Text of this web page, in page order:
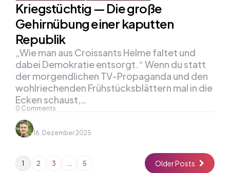
Kriegs­tüchtig — Die große
Gehirnübung einer kaputten
Republik
0 Comments
„Wie man aus Croissants Helme faltet und
dabei Demokratie entsorgt.“ Wenn du statt
der morgendlichen TV-Propaganda und den
wohlriechenden Frühstücksblättern mal in die
Ecken schaust,…
16. Dezember 2025
1 2 3 5 Older Posts